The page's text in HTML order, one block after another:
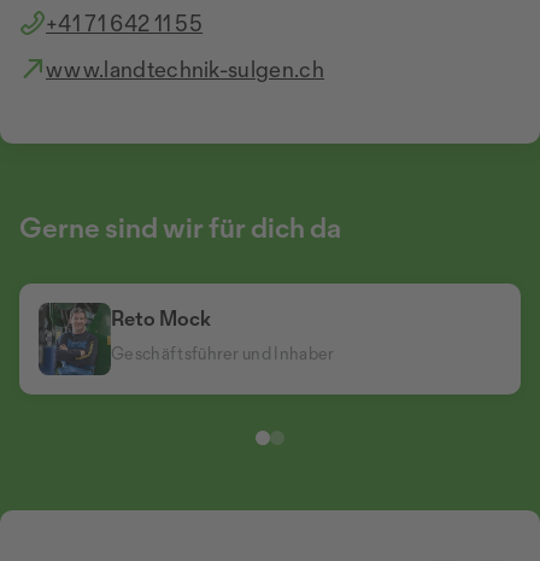
+41 71 642 11 55
www.landtechnik-sulgen.ch
Gerne sind wir für dich da
Reto Mock
Geschäftsführer und Inhaber
Geschäftsführer und Inhaber